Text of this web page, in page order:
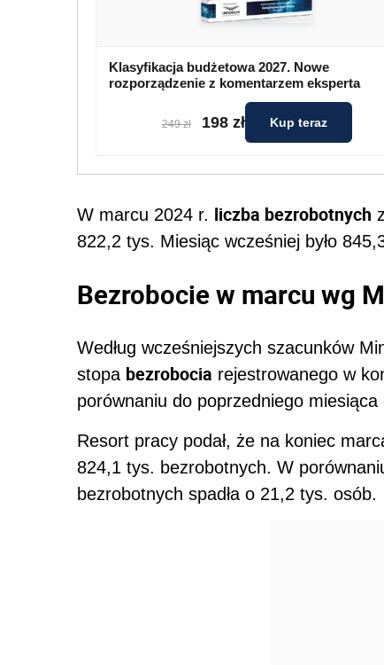
Klasyfikacja budżetowa 2027. Nowe
rozporządzenie z komentarzem eksperta
249 zł 198 zł Kup teraz
W marcu 2024 r. liczba bezrobotnych
822,2 tys. Miesiąc wcześniej było
Bezrobocie w marcu wg
Według wcześniejszych szacunków
stopa bezrobocia rejestrowanego w
porównaniu do poprzedniego miesiąca
Resort pracy podał, że na koniec
824,1 tys. bezrobotnych. W
bezrobotnych spadła o 21,2 tys. osób.